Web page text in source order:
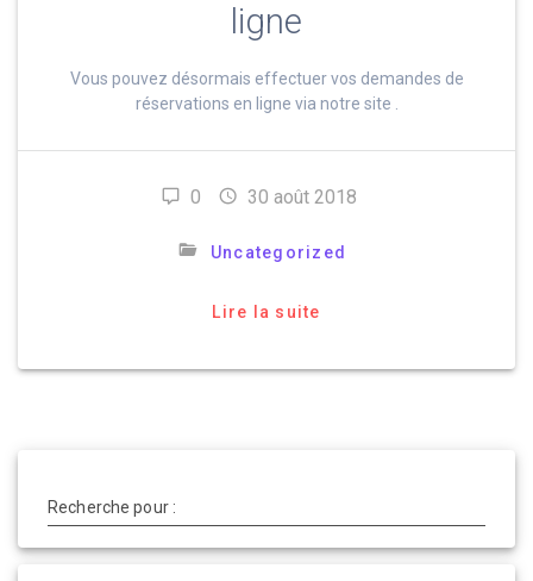
ligne
Vous pouvez désormais effectuer vos demandes de
réservations en ligne via notre site .
0 30 août 2018
Uncategorized
Lire la suite
Recherche pour :